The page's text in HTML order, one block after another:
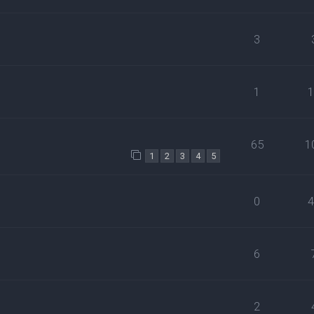
3
1
1 2 3 4 5
65
0
6
2